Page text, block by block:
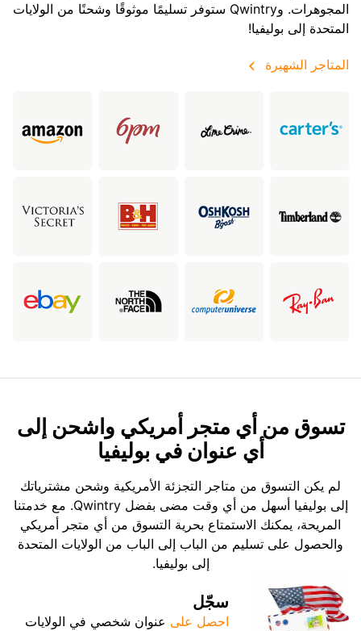
المجوهرات. وQwintry ستوفر تسليمًا موثوقًا وشحنًا من الولايات
المتحدة إلى بوليفيا!
المتاجر الشهيرة
تسوق من أي متجر أمريكي واشحن إلى
أي عنوان في بوليفيا
لم يكن التسوق من متاجر التجزئة الأمريكية وشحن مشترياتك
إلى بوليفيا أسهل من أي وقت مضى بفضل Qwintry. مع خدمتنا
المريحة، يمكنك الاستمتاع بحرية التسوق من أي متجر أمريكي
والحصول على تسليم من الباب إلى الباب من الولايات المتحدة
إلى بوليفيا.
سجّل
احصل على عنوان شخصي في الولايات